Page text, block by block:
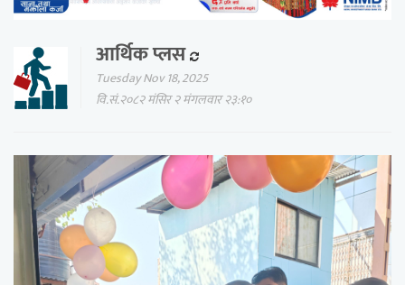
आर्थिक प्लस
Tuesday Nov 18, 2025
वि.सं.२०८२ मंसिर २ मंगलवार २३:१०